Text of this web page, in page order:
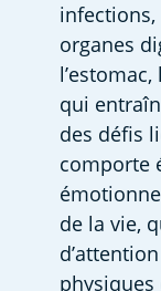
infections,
organes
qui
des défis
comporte
de la vie,